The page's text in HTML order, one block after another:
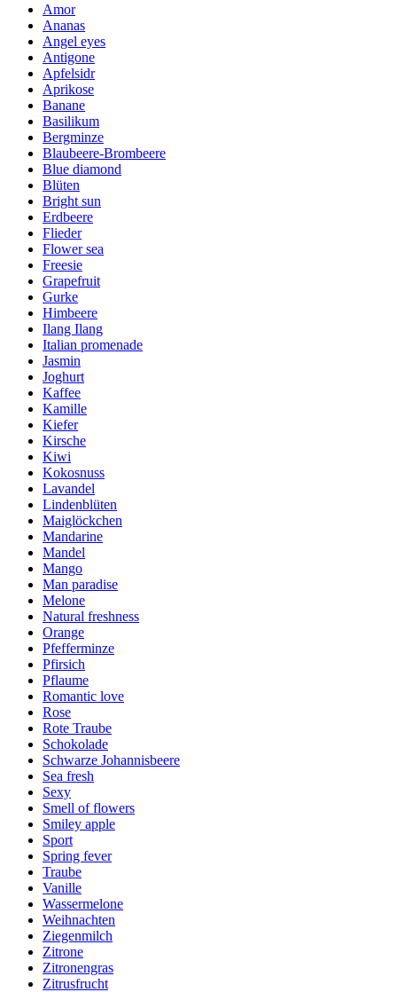
Amor
Ananas
Angel eyes
Antigone
Apfelsidr
Aprikose
Banane
Basilikum
Bergminze
Blaubeere-Brombeere
Blue diamond
Blüten
Bright sun
Erdbeere
Flieder
Flower sea
Freesie
Grapefruit
Gurke
Himbeere
Ilang Ilang
Italian promenade
Jasmin
Joghurt
Kaffee
Kamille
Kiefer
Kirsche
Kiwi
Kokosnuss
Lavandel
Lindenblüten
Maiglöckchen
Mandarine
Mandel
Mango
Man paradise
Melone
Natural freshness
Orange
Pfefferminze
Pfirsich
Pflaume
Romantic love
Rose
Rote Traube
Schokolade
Schwarze Johannisbeere
Sea fresh
Sexy
Smell of flowers
Smiley apple
Sport
Spring fever
Traube
Vanille
Wassermelone
Weihnachten
Ziegenmilch
Zitrone
Zitronengras
Zitrusfrucht